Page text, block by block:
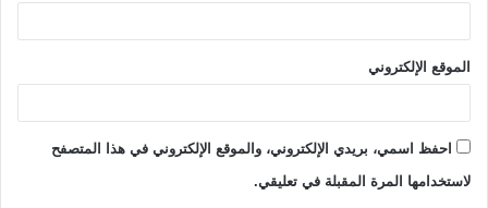
الحادثة من التطرف الديني، تستوقفنا مجموعة من
الملاحظات:
يأتي في مقدمتها حكمة ورصانة الأمير الأندلسي
في التعامل مع مسألة الإساءة للنبي(ص) وازدراء
الديانة الإسلامية، وعدم الانفعال أو التسرع في
الموقع الإلكتروني
احفظ اسمي، بريدي الإلكتروني، والموقع الإلكتروني في هذا المتصفح
لاستخدامها المرة المقبلة في تعليقي.